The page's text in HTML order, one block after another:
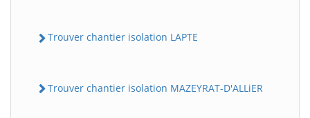
Trouver chantier isolation LAPTE
Trouver chantier isolation MAZEYRAT-D'ALLiER